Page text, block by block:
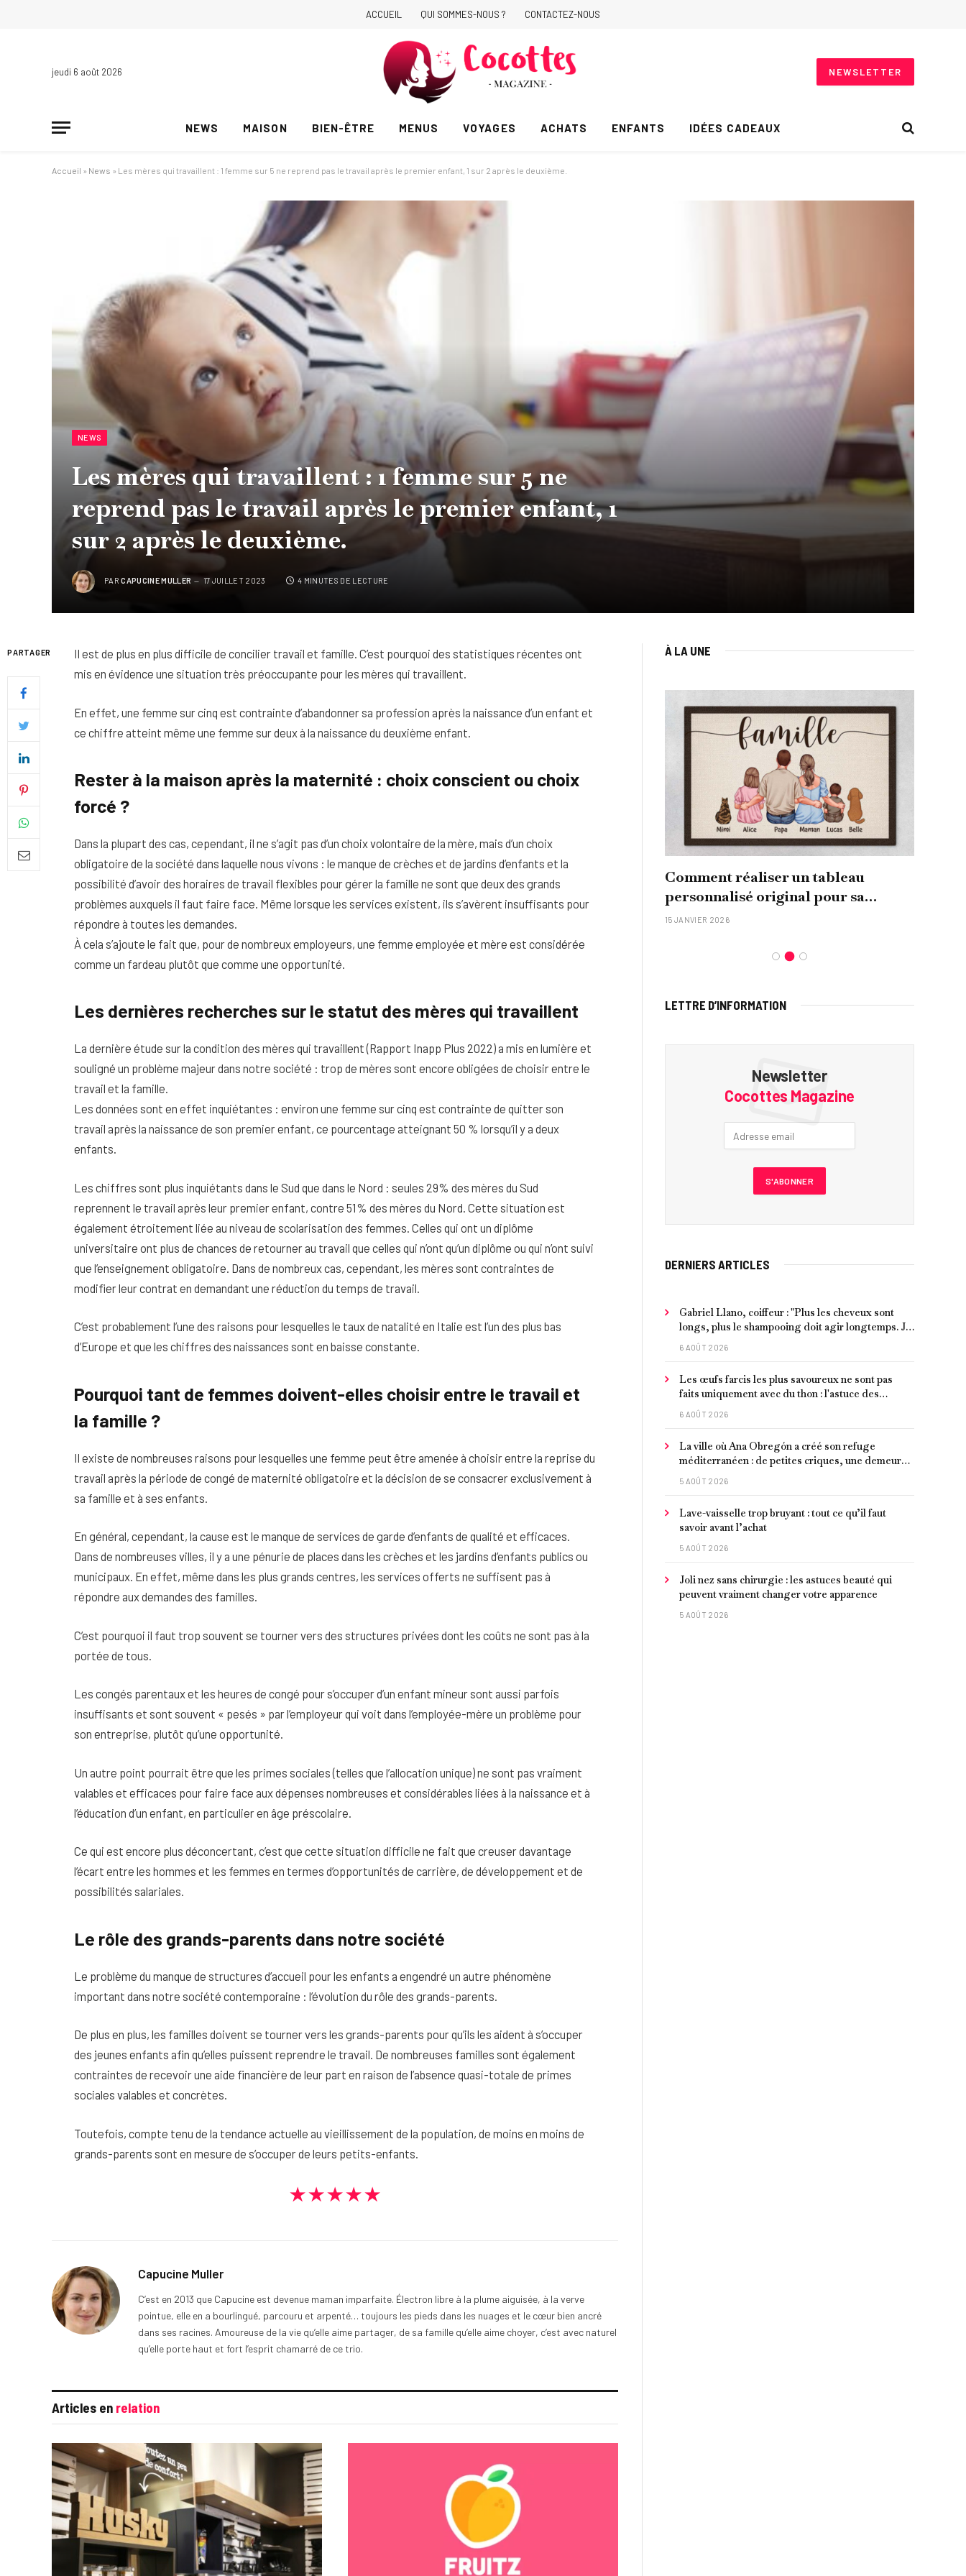
ACCUEIL QUI SOMMES-NOUS ? CONTACTEZ-NOUS
jeudi 6 août 2026 NEWSLETTER
NEWS MAISON BIEN-ÊTRE MENUS VOYAGES ACHATS ENFANTS IDÉES CADEAUX
Accueil » News » Les mères qui travaillent : 1 femme sur 5 ne reprend pas le travail après le premier enfant, 1 sur 2 après le deuxième.
NEWS
Les mères qui travaillent : 1 femme sur 5 ne
reprend pas le travail après le premier enfant, 1
sur 2 après le deuxième.
PAR CAPUCINE MULLER 17 JUILLET 2023 4 MINUTES DE LECTURE
PARTAGER
Il est de plus en plus difficile de concilier travail et famille. C’est pourquoi des statistiques récentes ont
mis en évidence une situation très préoccupante pour les mères qui travaillent.
En effet, une femme sur cinq est contrainte d’abandonner sa profession après la naissance d’un enfant et
ce chiffre atteint même une femme sur deux à la naissance du deuxième enfant.
Rester à la maison après la maternité : choix conscient ou choix
forcé ?
Dans la plupart des cas, cependant, il ne s’agit pas d’un choix volontaire de la mère, mais d’un choix
obligatoire de la société dans laquelle nous vivons : le manque de crèches et de jardins d’enfants et la
possibilité d’avoir des horaires de travail flexibles pour gérer la famille ne sont que deux des grands
problèmes auxquels il faut faire face. Même lorsque les services existent, ils s’avèrent insuffisants pour
répondre à toutes les demandes.
À cela s’ajoute le fait que, pour de nombreux employeurs, une femme employée et mère est considérée
comme un fardeau plutôt que comme une opportunité.
Les dernières recherches sur le statut des mères qui travaillent
La dernière étude sur la condition des mères qui travaillent (Rapport Inapp Plus 2022) a mis en lumière et
souligné un problème majeur dans notre société : trop de mères sont encore obligées de choisir entre le
travail et la famille.
Les données sont en effet inquiétantes : environ une femme sur cinq est contrainte de quitter son
travail après la naissance de son premier enfant, ce pourcentage atteignant 50 % lorsqu’il y a deux
enfants.
Les chiffres sont plus inquiétants dans le Sud que dans le Nord : seules 29% des mères du Sud
reprennent le travail après leur premier enfant, contre 51% des mères du Nord. Cette situation est
également étroitement liée au niveau de scolarisation des femmes. Celles qui ont un diplôme
universitaire ont plus de chances de retourner au travail que celles qui n’ont qu’un diplôme ou qui n’ont suivi
que l’enseignement obligatoire. Dans de nombreux cas, cependant, les mères sont contraintes de
modifier leur contrat en demandant une réduction du temps de travail.
C’est probablement l’une des raisons pour lesquelles le taux de natalité en Italie est l’un des plus bas
d’Europe et que les chiffres des naissances sont en baisse constante.
Pourquoi tant de femmes doivent-elles choisir entre le travail et
la famille ?
Il existe de nombreuses raisons pour lesquelles une femme peut être amenée à choisir entre la reprise du
travail après la période de congé de maternité obligatoire et la décision de se consacrer exclusivement à
sa famille et à ses enfants.
En général, cependant, la cause est le manque de services de garde d’enfants de qualité et efficaces.
Dans de nombreuses villes, il y a une pénurie de places dans les crèches et les jardins d’enfants publics ou
municipaux. En effet, même dans les plus grands centres, les services offerts ne suffisent pas à
répondre aux demandes des familles.
C’est pourquoi il faut trop souvent se tourner vers des structures privées dont les coûts ne sont pas à la
portée de tous.
Les congés parentaux et les heures de congé pour s’occuper d’un enfant mineur sont aussi parfois
insuffisants et sont souvent « pesés » par l’employeur qui voit dans l’employée-mère un problème pour
son entreprise, plutôt qu’une opportunité.
Un autre point pourrait être que les primes sociales (telles que l’allocation unique) ne sont pas vraiment
valables et efficaces pour faire face aux dépenses nombreuses et considérables liées à la naissance et à
l’éducation d’un enfant, en particulier en âge préscolaire.
Ce qui est encore plus déconcertant, c’est que cette situation difficile ne fait que creuser davantage
l’écart entre les hommes et les femmes en termes d’opportunités de carrière, de développement et de
possibilités salariales.
Le rôle des grands-parents dans notre société
Le problème du manque de structures d’accueil pour les enfants a engendré un autre phénomène
important dans notre société contemporaine : l’évolution du rôle des grands-parents.
De plus en plus, les familles doivent se tourner vers les grands-parents pour qu’ils les aident à s’occuper
des jeunes enfants afin qu’elles puissent reprendre le travail. De nombreuses familles sont également
contraintes de recevoir une aide financière de leur part en raison de l’absence quasi-totale de primes
sociales valables et concrètes.
Toutefois, compte tenu de la tendance actuelle au vieillissement de la population, de moins en moins de
grands-parents sont en mesure de s’occuper de leurs petits-enfants.
★★★★★
Capucine Muller
C’est en 2013 que Capucine est devenue maman imparfaite. Électron libre à la plume aiguisée, à la verve
pointue, elle en a bourlingué, parcouru et arpenté… toujours les pieds dans les nuages et le cœur bien ancré
dans ses racines. Amoureuse de la vie qu’elle aime partager, de sa famille qu’elle aime choyer, c’est avec naturel
qu’elle porte haut et fort l’esprit chamarré de ce trio.
Articles en relation
À LA UNE
Quel soin adopter pour une peau
uniforme et lumineuse
26 NOVEMBRE 2025
Peau sèche et sensible : quels soins
utiliser pour ne pas l’irriter ?
Comment réaliser un tableau
personnalisé original pour sa
famille ?
15 JANVIER 2026
LETTRE D’INFORMATION
Newsletter
Cocottes Magazine
DERNIERS ARTICLES
Gabriel Llano, coiffeur : "Plus les cheveux sont
longs, plus le shampooing doit agir longtemps. Je
conseille de le laisser entre 1 et 3 minutes."
6 AOÛT 2026
Les œufs farcis les plus savoureux ne sont pas
faits uniquement avec du thon : l'astuce des
moules marinées pour les rendre beaucoup plus
6 AOÛT 2026
La ville où Ana Obregón a créé son refuge
méditerranéen : de petites criques, une demeure
de millionnaire face à la mer et les meilleurs fruits
5 AOÛT 2026
Lave-vaisselle trop bruyant : tout ce qu’il faut
savoir avant l’achat
5 AOÛT 2026
Joli nez sans chirurgie : les astuces beauté qui
peuvent vraiment changer votre apparence
5 AOÛT 2026